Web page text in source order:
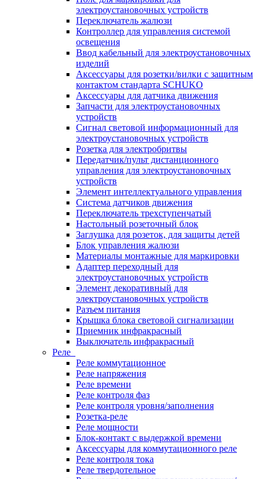
электроустановочных устройств
Переключатель жалюзи
Контроллер для управления системой
освещения
Ввод кабельный для электроустановочных
изделий
Аксессуары для розетки/вилки с защитным
контактом стандарта SCHUKO
Аксессуары для датчика движения
Запчасти для электроустановочных
устройств
Сигнал световой информационный для
электроустановочных устройств
Розетка для электробритвы
Передатчик/пульт дистанционного
управления для электроустановочных
устройств
Элемент интеллектуального управления
Система датчиков движения
Переключатель трехступенчатый
Настольный розеточный блок
Заглушка для розеток, для защиты детей
Блок управления жалюзи
Материалы монтажные для маркировки
Адаптер переходный для
электроустановочных устройств
Элемент декоративный для
электроустановочных устройств
Разъем питания
Крышка блока световой сигнализации
Приемник инфракрасный
Выключатель инфракрасный
Реле
Реле коммутационное
Реле напряжения
Реле времени
Реле контроля фаз
Реле контроля уровня/заполнения
Розетка-реле
Реле мощности
Блок-контакт с выдержкой времени
Аксессуары для коммутационного реле
Реле контроля тока
Реле твердотельное